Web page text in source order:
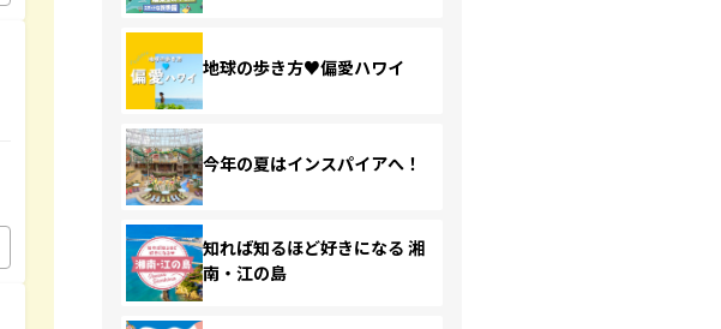
地球の歩き方♥偏愛ハワイ
今年の夏はインスパイアへ！
知れば知るほど好きになる 湘
南・江の島